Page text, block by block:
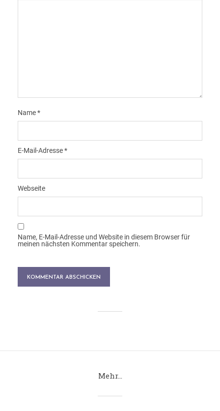
Name*
E-Mail-Adresse*
Webseite
Name, E-Mail-Adresse und Website in diesem Browser für
meinen nächsten Kommentar speichern.
Mehr…